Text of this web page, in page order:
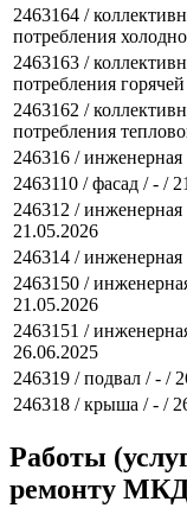
2463164 /
потребления
2463163 /
потребления
2463162 /
потребления
246316 / инженерная
2463110 / фасад / - /
246312 / инженерная
21.05.2026
246314 /
2463150 /
21.05.2026
2463151 /
26.06.2025
246319 / подвал / - /
246318 / крыша / - /
Работы
ремонту